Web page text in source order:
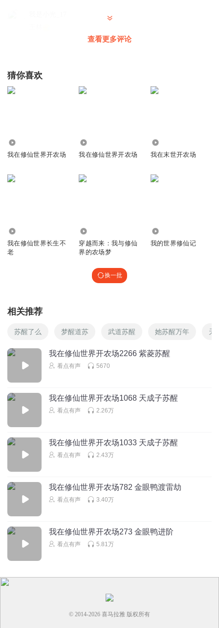
王林？
查看更多评论
猜你喜欢
我在修仙世界开农场 我在修仙世界开农场 我在末世开农场
我在修仙世界长生不
老
穿越而来：我与修仙
界的农场梦
我的世界修仙记
换一批
相关推荐
苏醒了么 梦醒道苏 武道苏醒 她苏醒万年 天
我在修仙世界开农场2266 紫菱苏醒
看点有声 5670
我在修仙世界开农场1068 天成子苏醒
看点有声 2.26万
我在修仙世界开农场1033 天成子苏醒
看点有声 2.43万
我在修仙世界开农场782 金眼鸭渡雷劫
看点有声 3.40万
我在修仙世界开农场273 金眼鸭进阶
看点有声 5.81万
© 2014-2026 喜马拉雅 版权所有